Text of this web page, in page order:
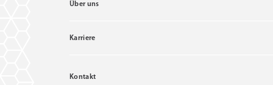
Über uns
Karriere
Kontakt